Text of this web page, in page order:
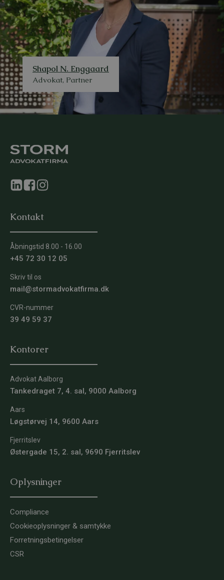
Shapol N. Enggaard
Advokat, Partner
Kontakt
Åbningstid 8.00 - 16.00
+45 72 30 12 05
Skriv til os
mail@stormadvokatfirma.dk
CVR-nummer
39 49 59 37
Kontorer
Advokat Aalborg
Tankedraget 7, 4. sal, 9000 Aalborg
Aars
Løgstørvej 14, 9600 Aars
Fjerritslev
Østergade 15, 2. sal, 9690 Fjerritslev
Oplysninger
Compliance
Cookieoplysninger & samtykke
Forretningsbetingelser
CSR